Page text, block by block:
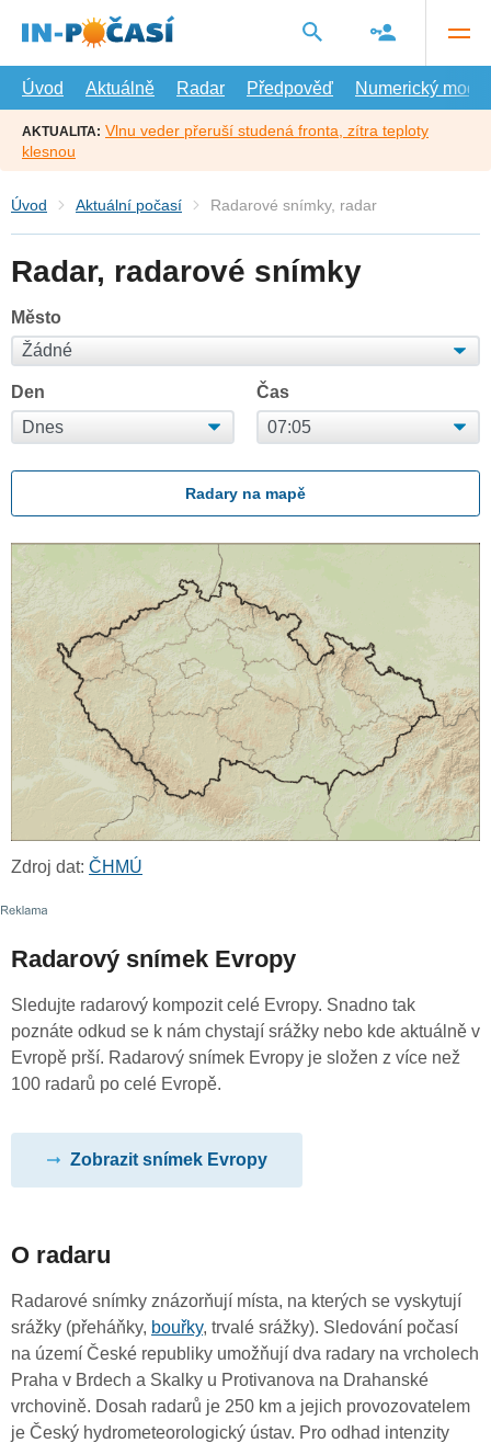
hlavní
Úvod
Aktuálně Radar Předpověď Numerický model
AKTUALITA: Vlnu veder přeruší studená fronta, zítra teploty
klesnou
Úvod Aktuální počasí Radarové snímky, radar
Radar, radarové snímky
Město
Den Čas
Radary na mapě
Zdroj dat: ČHMÚ
Radarový snímek Evropy
Sledujte radarový kompozit celé Evropy. Snadno tak
poznáte odkud se k nám chystají srážky nebo kde aktuálně v
Evropě prší. Radarový snímek Evropy je složen z více než
100 radarů po celé Evropě.
Zobrazit snímek Evropy
O radaru
Radarové snímky znázorňují místa, na kterých se vyskytují
srážky (přeháňky, bouřky, trvalé srážky). Sledování počasí
na území České republiky umožňují dva radary na vrcholech
Praha v Brdech a Skalky u Protivanova na Drahanské
vrchovině. Dosah radarů je 250 km a jejich provozovatelem
je Český hydrometeorologický ústav. Pro odhad intenzity